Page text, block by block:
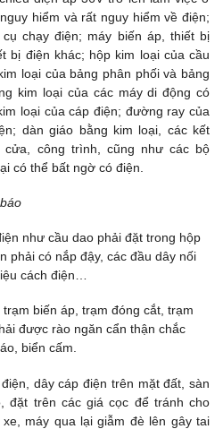
hiểm và rất nguy hiểm về điện;
chạy điện; máy biến áp, thiết bị
bị điện khác; hộp kim loại của cầu
loại của bảng phân phối và bảng
kim loại của các máy di động có
loại của cáp điện; đường ray của
dàn giáo bằng kim loại, các kết
công trình, cũng như các bộ
có thể bất ngờ có điện.
như cầu dao phải đặt trong hộp
phải có nắp đậy, các đầu dây nối
cách điện…
biến áp, trạm đóng cắt, trạm
được rào ngăn cẩn thận chắc
biển cấm.
dây cáp điện trên mặt đất, sàn
đặt trên các giá cọc để tránh cho
máy qua lại giẫm đè lên gây tai